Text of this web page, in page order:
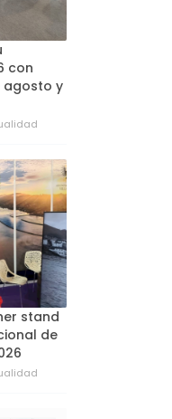
con
agosto y
stand
de